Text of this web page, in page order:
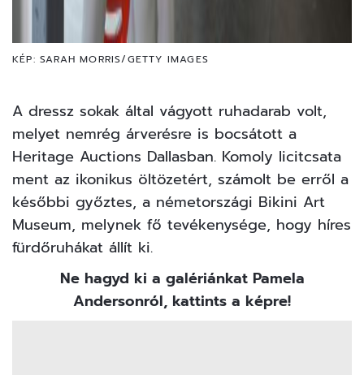
KÉP: SARAH MORRIS/GETTY IMAGES
A dressz sokak által vágyott ruhadarab volt,
melyet nemrég árverésre is bocsátott a
Heritage Auctions Dallasban. Komoly licitcsata
ment az ikonikus öltözetért, számolt be erről a
későbbi győztes, a németországi Bikini Art
Museum, melynek fő tevékenysége, hogy híres
fürdőruhákat állít ki.
Ne hagyd ki a galériánkat Pamela
Andersonról, kattints a képre!